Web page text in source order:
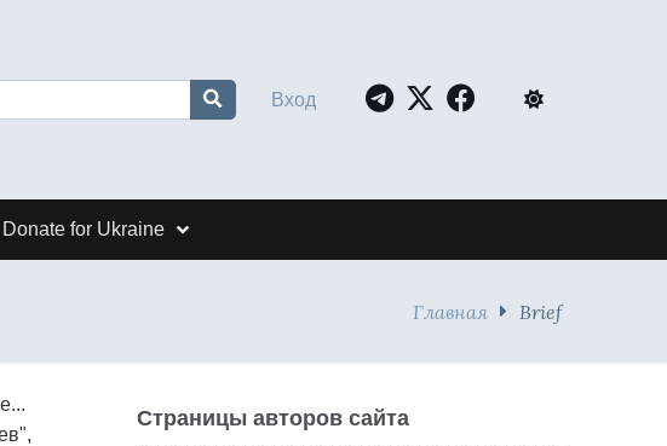
Вход
Donate for Ukraine
Главная Brief
Страницы авторов сайта